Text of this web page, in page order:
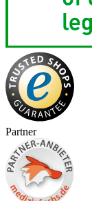
Partner